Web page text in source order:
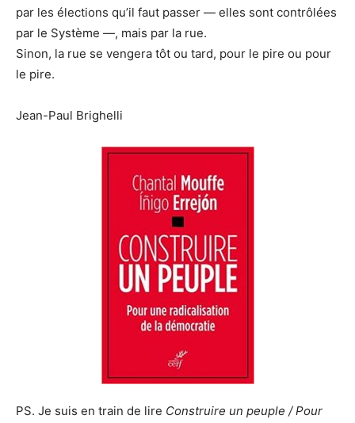
par les élections qu’il faut passer — elles sont contrôlées
par le Système —, mais par la rue.
Sinon, la rue se vengera tôt ou tard, pour le pire ou pour
le pire.
Jean-Paul Brighelli
PS. Je suis en train de lire Construire un peuple / Pour